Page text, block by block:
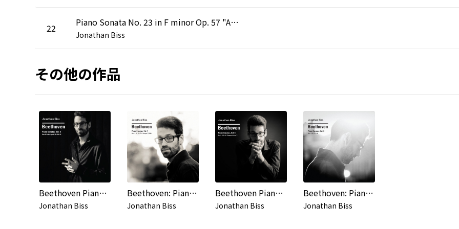
22 Piano Sonata No. 23 in F minor Op. 57 "Appassionata": III. Allegro, ma non troppo
Jonathan Biss
その他の作品
Beethoven Piano Sonatas, Vol. 8, No. 8 (“Pathétique”), 10, 22 & 31
Jonathan Biss
Beethoven: Piano Sonatas, Vol. 7
Jonathan Biss
Beethoven Piano Sonatas Nos. 9, 13 & 29 "Hammerklavier", Vol. 6
Jonathan Biss
Beethoven: Piano Sonatas Vol. 5 (Nos. 3, 25, 27, 28)
Jonathan Biss